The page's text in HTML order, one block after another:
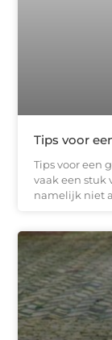
Tips voor
Tips voor een
vaak een stuk
namelijk niet